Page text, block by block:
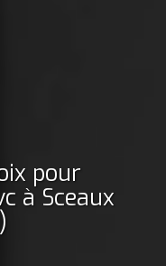
pour
à Sceaux